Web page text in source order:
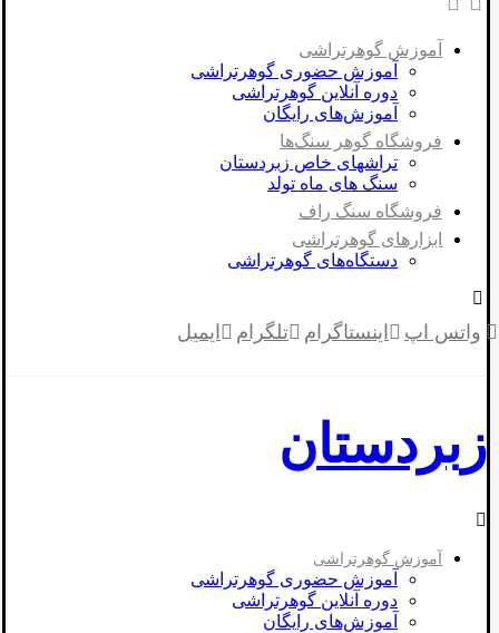
آموزش گوهرتراشی
آموزش حضوری گوهرتراشی
دوره آنلاین گوهرتراشی
آموزش‌های رایگان
فروشگاه گوهر سنگ‌ها
تراشهای خاص زبردستان
سنگ های ماه تولد
فروشگاه سنگ راف
ابزارهای گوهرتراشی
دستگاه‌های گوهرتراشی
واتس اپ اینستاگرام تلگرام ایمیل
زبردستان
آموزش گوهرتراشی
آموزش حضوری گوهرتراشی
دوره آنلاین گوهرتراشی
آموزش‌های رایگان